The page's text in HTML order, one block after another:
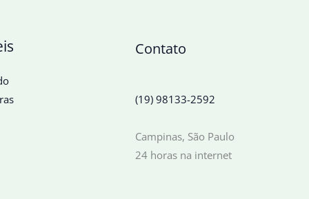
Contato
(19) 98133-2592
Campinas, São Paulo
24 horas na internet